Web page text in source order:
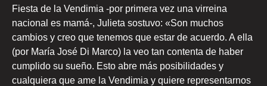
Fiesta de la Vendimia -por primera vez una virreina
nacional es mamá-, Julieta sostuvo: «Son muchos
cambios y creo que tenemos que estar de acuerdo. A ella
(por María José Di Marco) la veo tan contenta de haber
cumplido su sueño. Esto abre más posibilidades y
cualquiera que ame la Vendimia y quiere representarnos